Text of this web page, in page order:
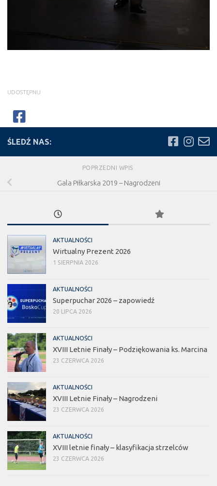
UDOSTĘPNIJ
ŚLEDŹ NAS:
POPRZEDNI WPIS
Gala Piłkarska 2019 – Nagrodzeni
AKTUALNOŚCI
Wirtualny Prezent 2026
1 SIERPNIA 2026
AKTUALNOŚCI
Superpuchar 2026 – zapowiedź
20 LIPCA 2026
AKTUALNOŚCI
XVIII Letnie Finały – Podziękowania ks. Marcina
23 CZERWCA 2026
AKTUALNOŚCI
XVIII Letnie Finały – Nagrodzeni
23 CZERWCA 2026
AKTUALNOŚCI
XVIII letnie finały – klasyfikacja strzelców
23 CZERWCA 2026